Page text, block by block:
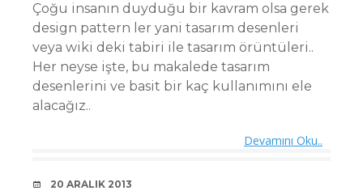
Çoğu insanın duyduğu bir kavram olsa gerek
design pattern ler yani tasarım desenleri
veya wiki deki tabiri ile tasarım örüntüleri..
Her neyse işte, bu makalede tasarım
desenlerini ve basit bir kaç kullanımını ele
alacağız..
Devamını Oku..
DATE
20 ARALIK 2013